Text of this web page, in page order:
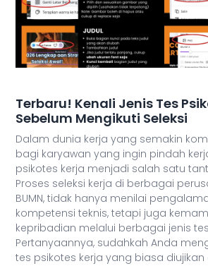
Terbaru! Kenali Jenis Tes
Sebelum Mengikuti Seleksi
Dalam dunia kerja yang semakin
bagi karyawan yang ingin pindah
psikotes kerja menjadi salah satu
Proses seleksi kerja di berbagai
BUMN, tidak hanya menilai
kompetensi teknis, tetapi juga
kepribadian melalui berbagai jenis
Pertanyaannya, sudahkah Anda
tes psikotes kerja yang biasa diujikan